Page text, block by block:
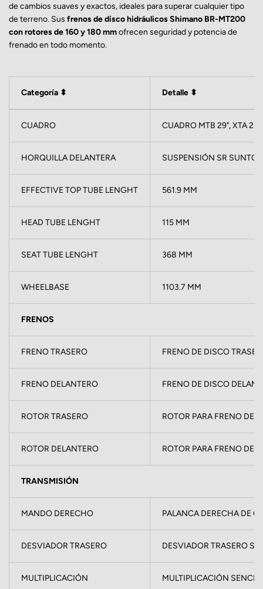
de cambios suaves y exactos, ideales para superar cualquier tipo
de terreno. Sus frenos de disco hidráulicos Shimano BR-MT200
con rotores de 160 y 180 mmofrecen seguridad y potencia de
frenado en todo momento.
Categoría ⬍ Detalle ⬍
CUADRO CUADRO MTB 29", XTA
HORQUILLA DELANTERA SUSPENSIÓN SR
EFFECTIVE TOP TUBE LENGHT 561.9 MM
HEAD TUBE LENGHT 115 MM
SEAT TUBE LENGHT 368 MM
WHEELBASE 1103.7 MM
FRENOS
FRENO TRASERO FRENO DE DISCO
FRENO DELANTERO FRENO DE DISCO
ROTOR TRASERO ROTOR PARA FRENO DE
ROTOR DELANTERO ROTOR PARA FRENO DE
TRANSMISIÓN
MANDO DERECHO PALANCA DERECHA DE
DESVIADOR TRASERO DESVIADOR TRASERO
MULTIPLICACIÓN MULTIPLICACIÓN